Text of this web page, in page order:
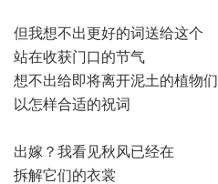
但我想不出更好的词送给这个
站在收获门口的节气
想不出给即将离开泥土的植物们
以怎样合适的祝词
出嫁？我看见秋风已经在
拆解它们的衣裳